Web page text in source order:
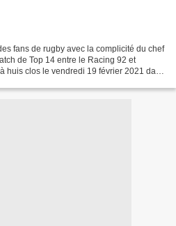
fans de rugby avec la complicité du chef
de Top 14 entre le Racing 92 et
huis clos le vendredi 19 février 2021 dans